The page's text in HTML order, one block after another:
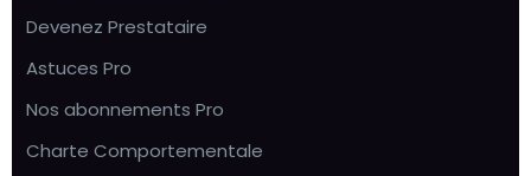
Devenez Prestataire
Astuces Pro
Nos abonnements Pro
Charte Comportementale